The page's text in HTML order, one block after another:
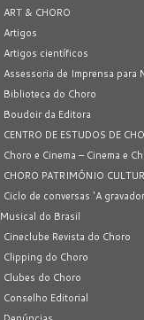
ART & CHORO
Artigos
Artigos científicos
Assessoria de Imprensa para
Biblioteca do Choro
Boudoir da Editora
CENTRO DE ESTUDOS DE
Choro e Cinema – Cinema e
CHORO PATRIMÔNIO
Ciclo de conversas 'A
Musical do Brasil
Cineclube Revista do Choro
Clipping do Choro
Clubes do Choro
Conselho Editorial